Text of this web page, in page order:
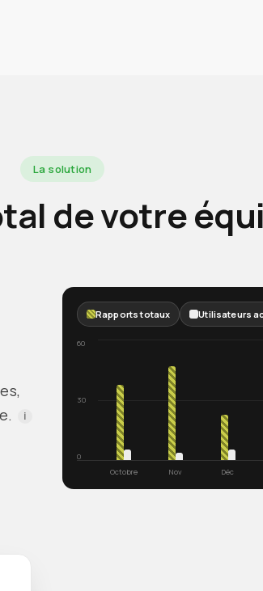
La solution
de votre
i
Rapports totaux Utilisateurs
60
30
0
Octobre Nov Déc